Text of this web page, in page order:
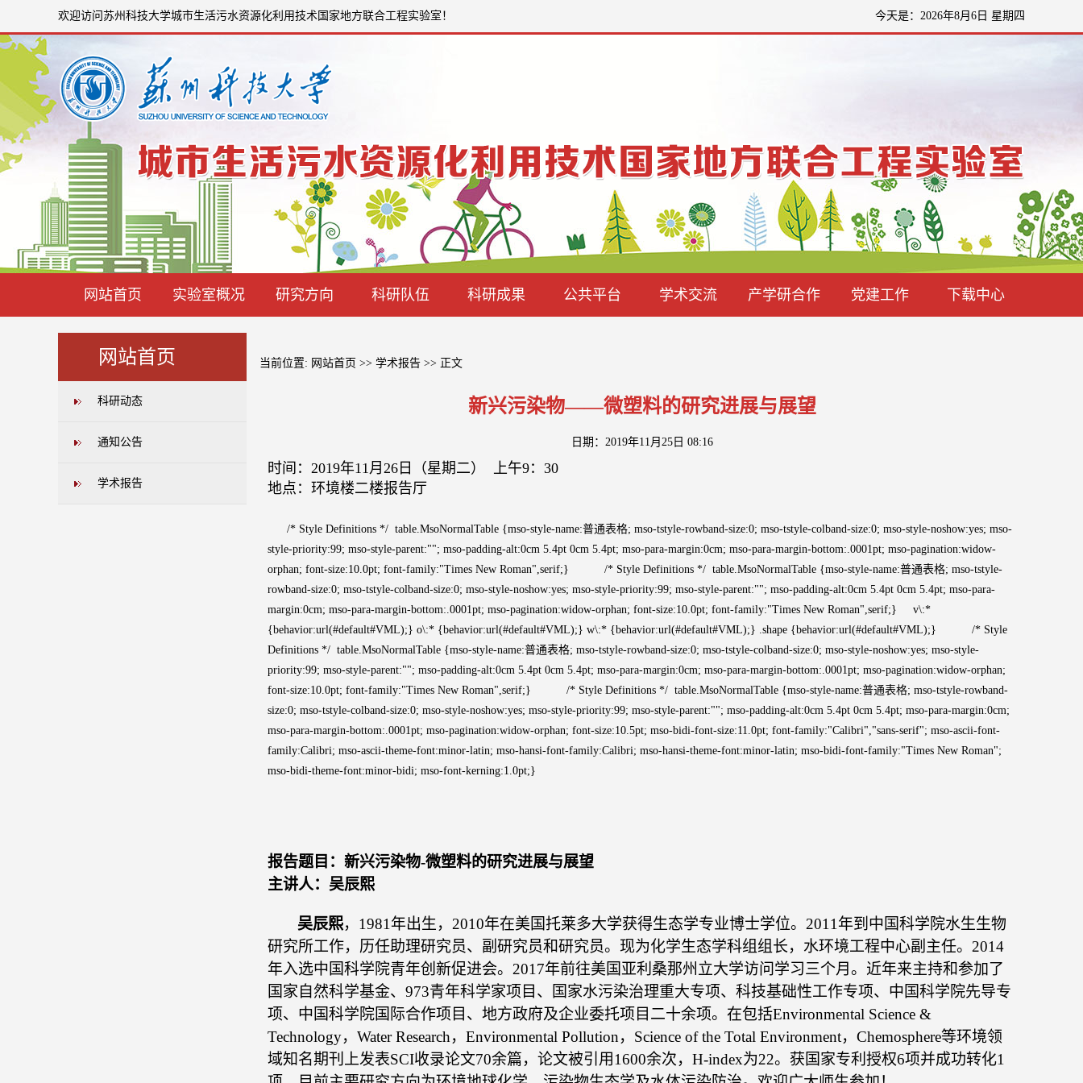
欢迎访问苏州科技大学城市生活污水资源化利用技术国家地方联合工程实验室！ 今天是：2026年8月6日 星期四
网站首页 实验室概况 研究方向 科研队伍 科研成果 公共平台 学术交流 产学研合作 党建工作 下载中心
网站首页
科研动态
通知公告
学术报告
当前位置: 网站首页 >> 学术报告 >> 正文
新兴污染物——微塑料的研究进展与展望
日期：2019年11月25日 08:16
时间：2019年11月26日（星期二） 上午9：30
地点：环境楼二楼报告厅
/* Style Definitions */ table.MsoNormalTable {mso-style-name:普通表格; mso-tstyle-rowband-size:0; mso-tstyle-colband-size:0; mso-style-noshow:yes; mso-
style-priority:99; mso-style-parent:""; mso-padding-alt:0cm 5.4pt 0cm 5.4pt; mso-para-margin:0cm; mso-para-margin-bottom:.0001pt; mso-pagination:widow-
orphan; font-size:10.0pt; font-family:"Times New Roman",serif;} /* Style Definitions */ table.MsoNormalTable {mso-style-name:普通表格; mso-tstyle-
rowband-size:0; mso-tstyle-colband-size:0; mso-style-noshow:yes; mso-style-priority:99; mso-style-parent:""; mso-padding-alt:0cm 5.4pt 0cm 5.4pt; mso-para-
margin:0cm; mso-para-margin-bottom:.0001pt; mso-pagination:widow-orphan; font-size:10.0pt; font-family:"Times New Roman",serif;} v\:*
{behavior:url(#default#VML);} o\:* {behavior:url(#default#VML);} w\:* {behavior:url(#default#VML);} .shape {behavior:url(#default#VML);} /* Style
Definitions */ table.MsoNormalTable {mso-style-name:普通表格; mso-tstyle-rowband-size:0; mso-tstyle-colband-size:0; mso-style-noshow:yes; mso-style-
priority:99; mso-style-parent:""; mso-padding-alt:0cm 5.4pt 0cm 5.4pt; mso-para-margin:0cm; mso-para-margin-bottom:.0001pt; mso-pagination:widow-orphan;
font-size:10.0pt; font-family:"Times New Roman",serif;} /* Style Definitions */ table.MsoNormalTable {mso-style-name:普通表格; mso-tstyle-rowband-
size:0; mso-tstyle-colband-size:0; mso-style-noshow:yes; mso-style-priority:99; mso-style-parent:""; mso-padding-alt:0cm 5.4pt 0cm 5.4pt; mso-para-margin:0cm;
mso-para-margin-bottom:.0001pt; mso-pagination:widow-orphan; font-size:10.5pt; mso-bidi-font-size:11.0pt; font-family:"Calibri","sans-serif"; mso-ascii-font-
family:Calibri; mso-ascii-theme-font:minor-latin; mso-hansi-font-family:Calibri; mso-hansi-theme-font:minor-latin; mso-bidi-font-family:"Times New Roman";
mso-bidi-theme-font:minor-bidi; mso-font-kerning:1.0pt;}
报告题目：新兴污染物-微塑料的研究进展与展望
主讲人：吴辰熙
吴辰熙， 1981 年出生， 2010年在美国托莱多大学获得生态学专业博士学位。 2011 年到中国科学院水生生物
研究所工作，历任助理研究员、副研究员和研究员。现为化学生态学科组组长，水环境工程中心副主任。 2014
年入选中国科学院青年创新促进会。 2017年前往美国亚利桑那州立大学访问学习三个月。近年来主持和参加了
国家自然科学基金、 973青年科学家项目、国家水污染治理重大专项、科技基础性工作专项、中国科学院先导专
项、中国科学院国际合作项目、地方政府及企业委托项目二十余项。在包括Environmental Science &
Technology， Water Research， Environmental Pollution， Science of the Total Environment， Chemosphere等环境领
域知名期刊上发表SCI收录论文70余篇，论文被引用1600余次， H-index为22。获国家专利授权6项并成功转化1